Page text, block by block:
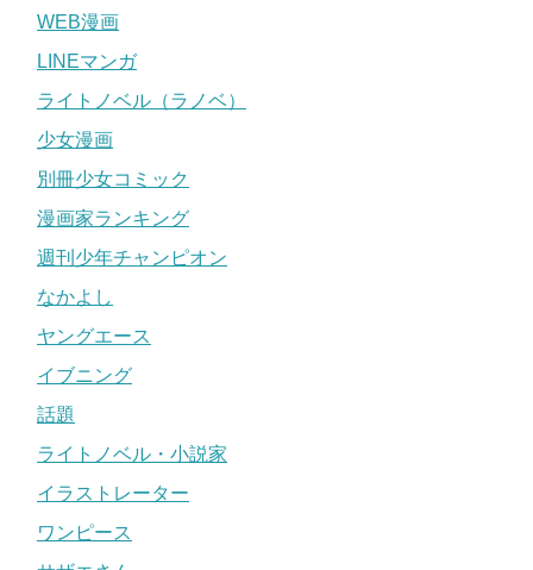
WEB漫画
LINEマンガ
ライトノベル（ラノベ）
少女漫画
別冊少女コミック
漫画家ランキング
週刊少年チャンピオン
なかよし
ヤングエース
イブニング
話題
ライトノベル・小説家
イラストレーター
ワンピース